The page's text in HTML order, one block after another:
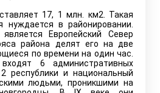
17, 1 млн. км2. Такая
нуждается в районировании.
Европейский Север
района делят его на две
по времени на один час.
6 административных
республики и национальный
людьми, проникшими на